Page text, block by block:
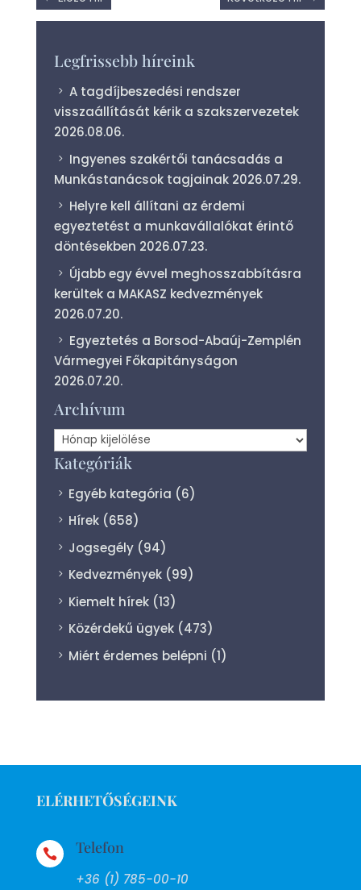
Legfrissebb híreink
A tagdíjbeszedési rendszer
visszaállítását kérik a szakszervezetek
2026.08.06.
Ingyenes szakértői tanácsadás a
Munkástanácsok tagjainak 2026.07.29.
Helyre kell állítani az érdemi
egyeztetést a munkavállalókat érintő
döntésekben 2026.07.23.
Újabb egy évvel meghosszabbításra
kerültek a MAKASZ kedvezmények
2026.07.20.
Egyeztetés a Borsod-Abaúj-Zemplén
Vármegyei Főkapitányságon
2026.07.20.
Archívum
Archívum
Kategóriák
Egyéb kategória (6)
Hírek (658)
Jogsegély (94)
Kedvezmények (99)
Kiemelt hírek (13)
Közérdekű ügyek (473)
Miért érdemes belépni (1)
ELÉRHETŐSÉGEINK
 Telefon
+36 (1) 785-00-10